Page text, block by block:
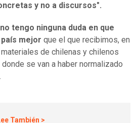
y no a discursos".
tengo ninguna duda en que
mejor que el que recibimos, en
de chilenas y chilenos
se van a haber normalizado
También >